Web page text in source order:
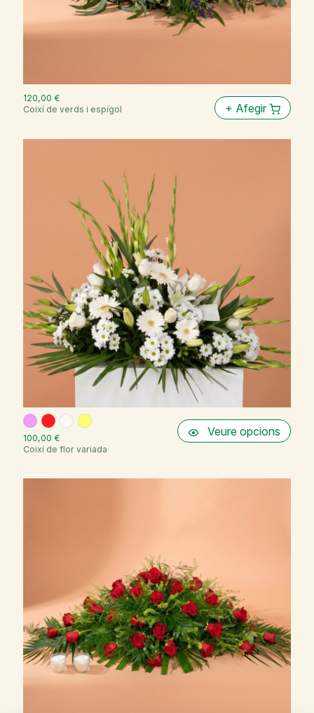
120,00 €
Coixí de verds i espígol
+ Afegir
100,00 €
Coixí de flor variada
Veure opcions